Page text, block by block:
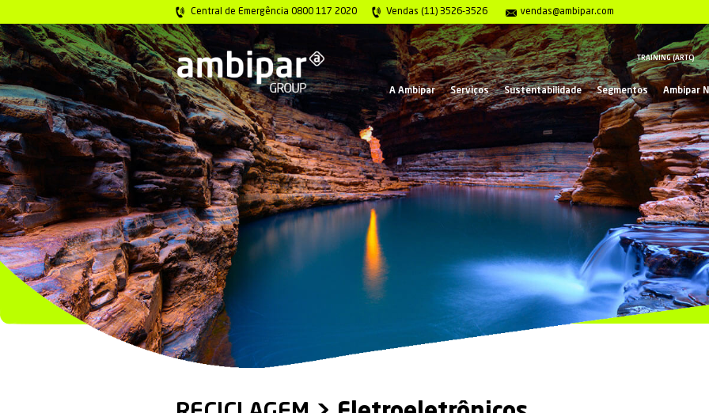
Central de Emergência 0800 117 2020 Vendas (11) 3526-3526
Serviços